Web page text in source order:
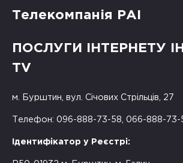
Телекомпанія РАІ
ПОСЛУГИ ІНТЕРНЕТУ
TV
м. Бурштин, вул. Січових Стрільців, 27
Телефон: 096-888-73-58, 066-888-73-
Ідентифікатор у Реєстрі: